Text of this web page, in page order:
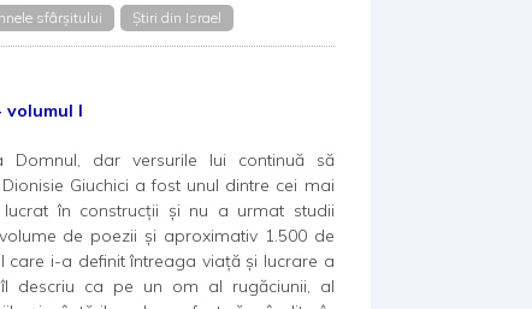
sfârșitului Știri din Israel
volumul I
dar versurile lui continuă să
Giuchici a fost unul dintre cei mai
în construcții și nu a urmat studii
de poezii și aproximativ 1.500 de
care i-a definit întreaga viață și lucrare a
îl descriu ca pe un om al rugăciunii, al